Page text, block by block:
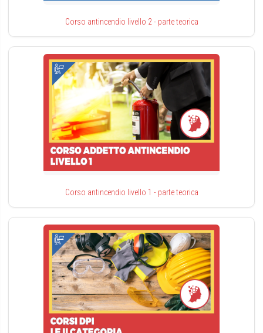
Corso antincendio livello 2 - parte teorica
Corso antincendio livello 1 - parte teorica